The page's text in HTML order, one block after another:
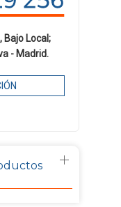
Bajo Local;
- Madrid.